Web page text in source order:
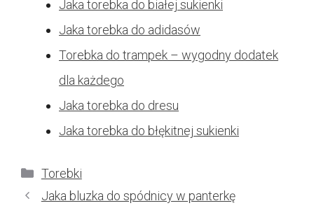
Jaka torebka do białej sukienki
Jaka torebka do adidasów
Torebka do trampek – wygodny dodatek
dla każdego
Jaka torebka do dresu
Jaka torebka do błękitnej sukienki
Kategorie
Torebki
Jaka bluzka do spódnicy w panterkę